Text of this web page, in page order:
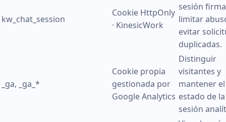
kw_chat_session
Cookie HttpOnly
· KinesicWork
sesión
limitar
evitar
duplicadas.
_ga, _ga_*
Cookie propia
gestionada por
Google Analytics
Distinguir
visitantes y
mantener el
estado de la
sesión